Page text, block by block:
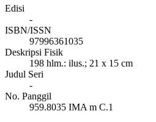
Edisi
-
ISBN/ISSN
97996361035
Deskripsi Fisik
198 hlm.: ilus.; 21 x 15 cm
Judul Seri
-
No. Panggil
959.8035 IMA m C.1